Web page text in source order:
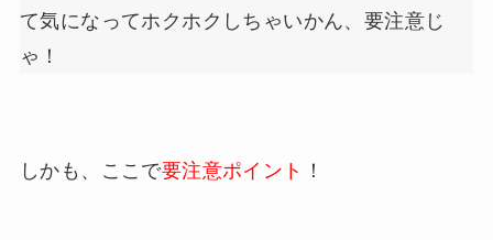
て気になってホクホクしちゃいかん、要注意じ
ゃ！
しかも、ここで要注意ポイント ！